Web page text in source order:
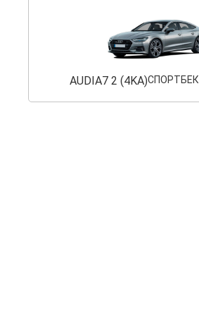
AUDIA7 2 (4KA)СПОРТБЕК